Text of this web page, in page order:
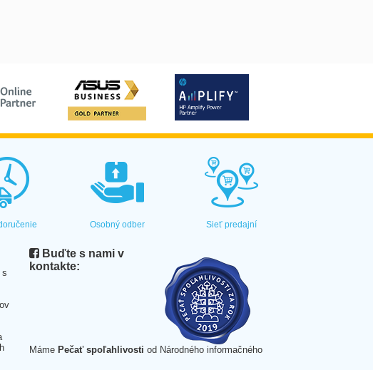
Osobný odber Sieť predajní
s
Buďte s nami v
kontakte:
Máme Pečať spoľahlivosti od Národného informačného